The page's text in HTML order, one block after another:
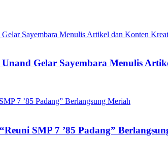
Gelar Sayembara Menulis
SMP 7 ’85 Padang”